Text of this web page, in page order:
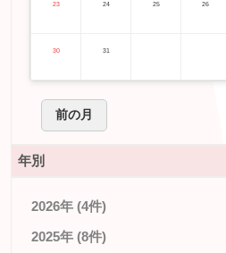
23 24 25 26
30 31
前の月
年別
2026年 (4件)
2025年 (8件)